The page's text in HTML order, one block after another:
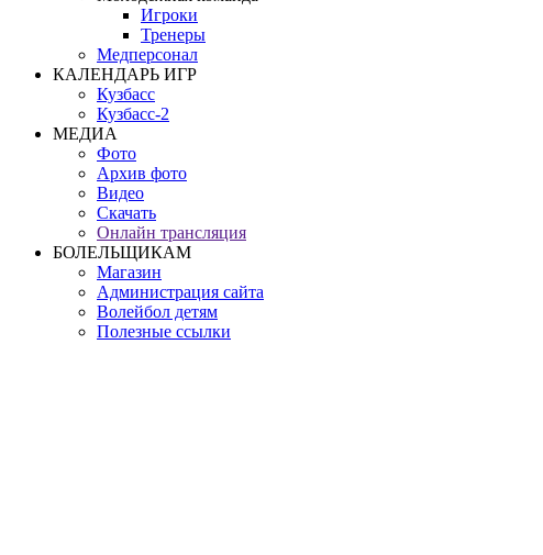
Игроки
Тренеры
Медперсонал
КАЛЕНДАРЬ ИГР
Кузбасс
Кузбасс-2
МЕДИА
Фото
Архив фото
Видео
Скачать
Онлайн трансляция
БОЛЕЛЬЩИКАМ
Магазин
Администрация сайта
Волейбол детям
Полезные ссылки